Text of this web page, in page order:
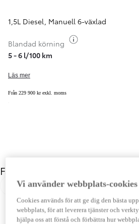
1,5L Diesel, Manuell 6-växlad
Blandad körning
5 - 6 l/100 km
Läs mer
Från 229 900 kr exkl. moms
Färg
Föregående
Vi använder webbplats-cookies
Cookies används för att ge dig den bästa
webbplats, för att leverera tjänster och
hjälpa oss att förstå och förbättra hur